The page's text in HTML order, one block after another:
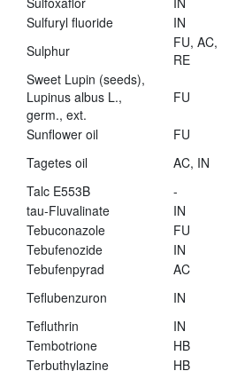
Sulfuryl fluoride
IN
Sulphur
FU, AC,
RE
Sweet Lupin (seeds),
Lupinus albus L.,
germ., ext.
FU
Sunflower oil FU
Tagetes oil
AC, IN
Talc E553B
-
tau-Fluvalinate
IN
Tebuconazole
FU
Tebufenozide
IN
Tebufenpyrad
AC
Teflubenzuron
IN
Tefluthrin
IN
Tembotrione
HB
Terbuthylazine
HB